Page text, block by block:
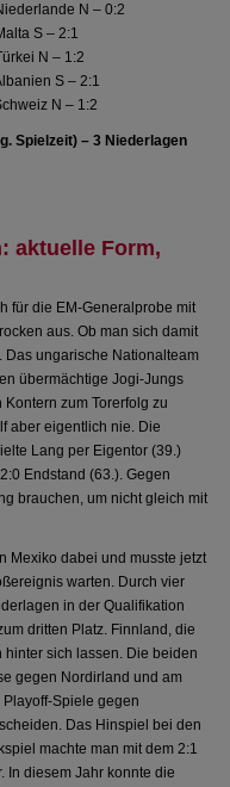
N – 0:2
S – 2:1
N – 1:2
S – 2:1
N – 1:2
Spielzeit) – 3 Niederlagen
aktuelle Form,
für die EM-Generalprobe mit
aus. Ob man sich damit
Das ungarische Nationalteam
übermächtige Jogi-Jungs
zum Torerfolg zu
aber eigentlich nie. Die
Lang per Eigentor (39.)
Endstand (63.). Gegen
brauchen, um nicht gleich mit
Mexiko dabei und musste jetzt
warten. Durch vier
in der Qualifikation
dritten Platz. Finnland, die
hinter sich lassen. Die beiden
gegen Nordirland und am
Spiele gegen
Das Hinspiel bei den
machte man mit dem 2:1
In diesem Jahr konnte die